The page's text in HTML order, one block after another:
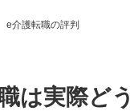
e介護転職の評判
は実際